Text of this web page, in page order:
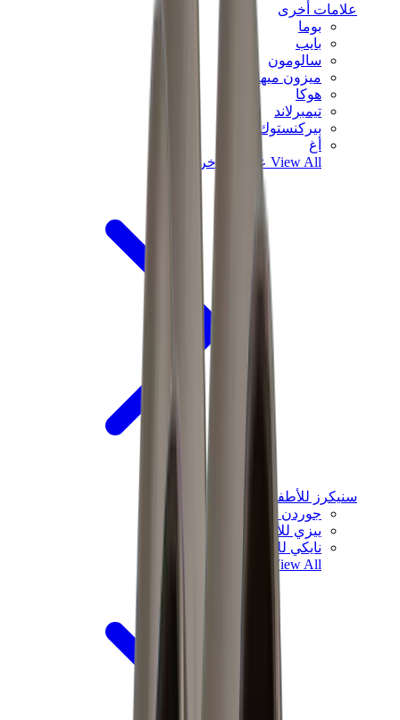
علامات أخرى
بوما
بايب
سالومون
ميزون ميهارا
هوكا
تيمبرلاند
بيركنستوك
أغ
View All علامات أخرى
سنيكرز للأطفال
جوردن للأطفال
ييزي للأطفال
نايكي للأطفال
View All